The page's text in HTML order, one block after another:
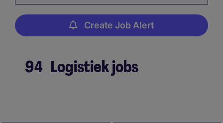
Create Job Alert
94 Logistiek jobs